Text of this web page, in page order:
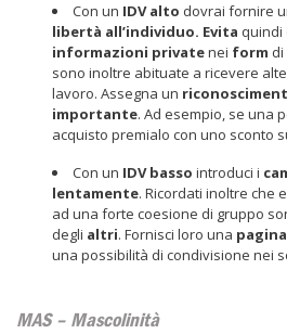
Con un IDV alto dovrai fornire
libertà all’individuo. Evita quindi
informazioni privatenei form di
sono inoltre abituate a ricevere
lavoro. Assegna un
importante. Ad esempio, se una
acquisto premialo con uno sconto
Con un IDV basso introduci i
lentamente. Ricordati inoltre che
ad una forte coesione di gruppo
degli altri. Fornisci loro una pagina
una possibilità di condivisione nei
MAS – Mascolinità